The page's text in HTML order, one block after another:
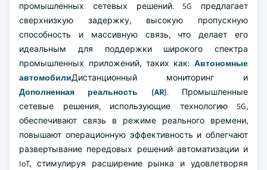
промышленных сетевых решений. 5G предлагает
сверхнизкую задержку, высокую пропускную
способность и массивную связь, что делает его
идеальным для поддержки широкого спектра
промышленных приложений, таких как: Автономные
автомобилиДистанционный мониторинг и
Дополненная реальность (AR). Промышленные
сетевые решения, использующие технологию 5G,
обеспечивают связь в режиме реального времени,
повышают операционную эффективность и облегчают
развертывание передовых решений автоматизации и
IoT, стимулируя расширение рынка и удовлетворяя